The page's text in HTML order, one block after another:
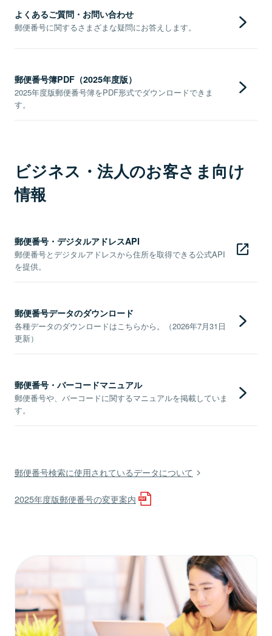
よくあるご質問・お問い合わせ
郵便番号に関するさまざまな疑問にお答えします。
郵便番号簿PDF（2025年度版）
2025年度版郵便番号簿をPDF形式でダウンロードできま
す。
ビジネス・法人のお客さま向け
情報
郵便番号・デジタルアドレスAPI
郵便番号とデジタルアドレスから住所を取得できる公式API
を提供。
郵便番号データのダウンロード
各種データのダウンロードはこちらから。（2026年7月31日
更新）
郵便番号・バーコードマニュアル
郵便番号や、バーコードに関するマニュアルを掲載していま
す。
郵便番号検索に使用されているデータについて
2025年度版郵便番号の変更案内